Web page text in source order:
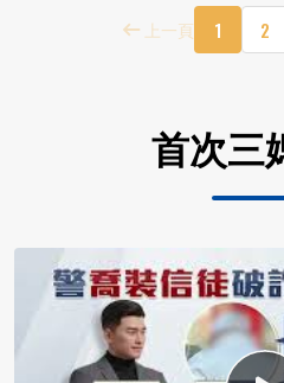
上一頁 1 2
首次三